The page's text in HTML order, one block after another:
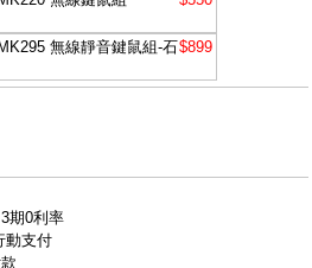
無線靜音鍵鼠組-石$899
期0利率
動支付